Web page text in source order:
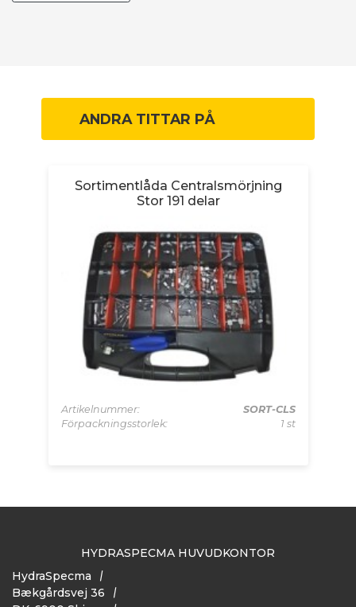
ANDRA TITTAR PÅ
Sortimentlåda Centralsmörjning
Stor 191 delar
Artikelnummer:
SORT-CLS
Förpackningsstorlek:
1 st
HYDRASPECMA HUVUDKONTOR
HydraSpecma
Bækgårdsvej 36